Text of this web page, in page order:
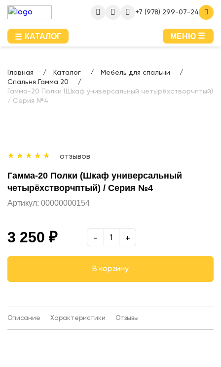
+7 (978) 299-07-24
КАТАЛОГ МЕНЮ
Главная Каталог
Мебель для спальни
Спальня Гамма 20
Гамма-20 Полки (Шкаф универсальный четырёхстворчптый)
/ Серия №4
отзывов
Гамма-20 Полки (Шкаф универсальный
четырёхстворчптый) / Серия №4
Артикул: 00000000154
3 250 ₽
В корзину
Описание Характеристики Отзывы